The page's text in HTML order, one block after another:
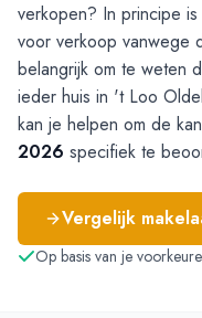
verkopen? In principe
voor verkoop vanwege
belangrijk om te weten
ieder huis in 't Loo
kan je helpen om de
2026 specifiek te
Vergelijk
Op basis van je